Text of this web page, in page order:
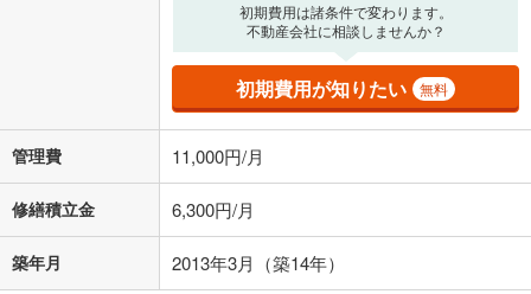
上、ご自身での入力をお願いいたします。初期設定で自動入力されてい
る値は、実際の金融機関等における貸出金利とは何ら関係がなく、実際
の金融機関等における貸出金利を何ら保証するものではありません。返
済方法「元利均等返済」にて算出しております。入力された金利を35年
適用した場合の計算結果を表示しています。
その他月額費用や、初期費用がかかります。ご注意ください。実際にお
借り入れの際は各金融機関等に、必ずご自身でご確認をお願いいたしま
す。
条件によってお借り入れができないことがあります。
不動産会社に購入相談をする
初期費用は諸条件で変わります。
不動産会社に相談しませんか？
初期費用が知りたい 無料
管理費 11,000円/月
修繕積立金 6,300円/月
築年月 2013年3月（築14年）